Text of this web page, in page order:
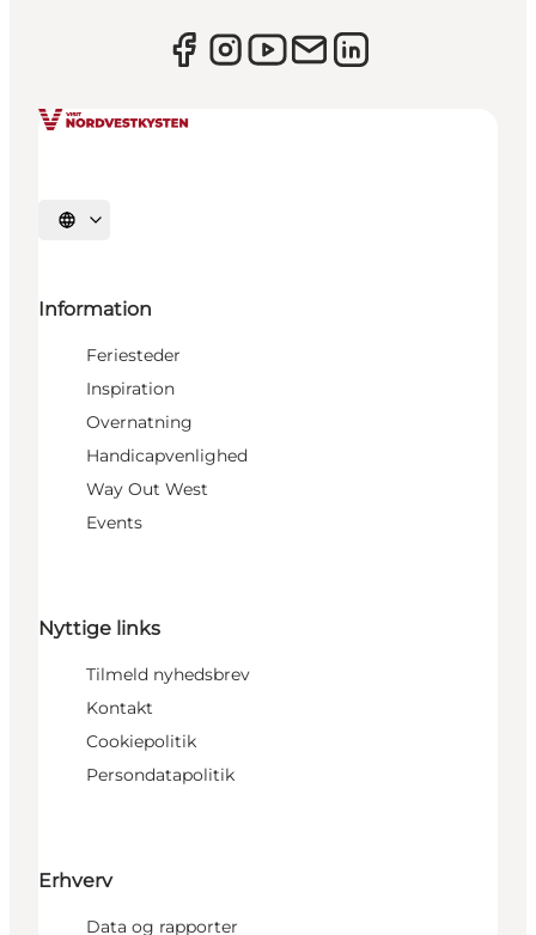
Vælg sprog
Information
Feriesteder
Inspiration
Overnatning
Handicapvenlighed
Way Out West
Events
Nyttige links
Tilmeld nyhedsbrev
Kontakt
Cookiepolitik
Persondatapolitik
Erhverv
Data og rapporter